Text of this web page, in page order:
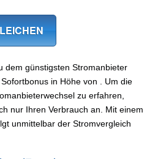
dem günstigsten Stromanbieter
in Höhe von . Um die
zu erfahren,
nur Ihren Verbrauch an. Mit einem
unmittelbar der Stromvergleich